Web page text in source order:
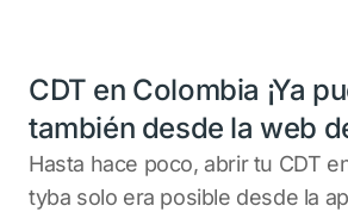
CDT en Colombia ¡Ya
también desde la web
Hasta hace poco, abrir tu CDT
tyba solo era posible desde la